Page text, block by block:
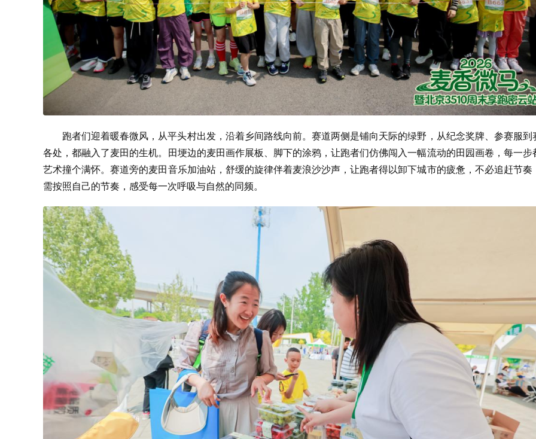
跑者们迎着暖春微风，从平头村出发，沿着乡间路线向前。赛道两侧是铺向天际的绿野，从纪念奖牌、参赛服到
各处，都融入了麦田的生机。田埂边的麦田画作展板、脚下的涂鸦，让跑者们仿佛闯入一幅流动的田园画卷，每一步
艺术撞个满怀。赛道旁的麦田音乐加油站，舒缓的旋律伴着麦浪沙沙声，让跑者得以卸下城市的疲惫，不必追赶节奏
需按照自己的节奏，感受每一次呼吸与自然的同频。